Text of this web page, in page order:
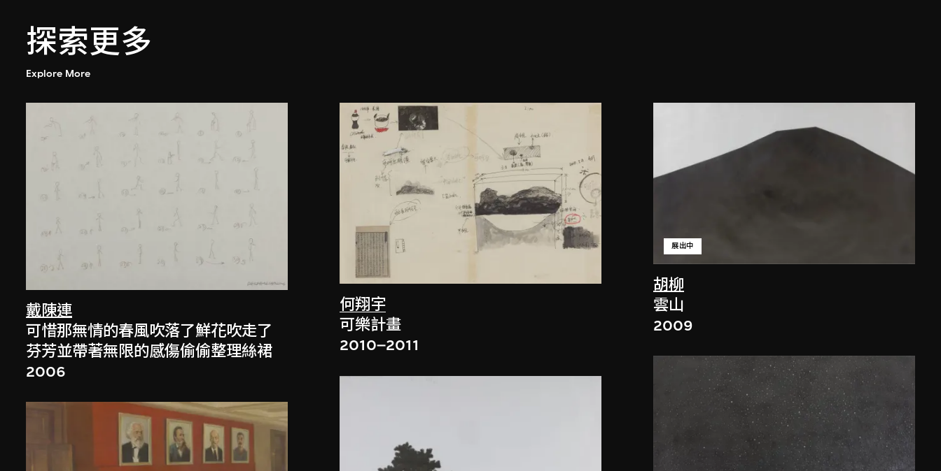
探索更多
Explore More
戴陳連
可惜那無情的春風吹落了鮮花吹走了
芬芳並帶著無限的感傷偷偷整理絲裙
2006
何翔宇
可樂計畫
2010–2011
胡柳
展出中
雲山
2009